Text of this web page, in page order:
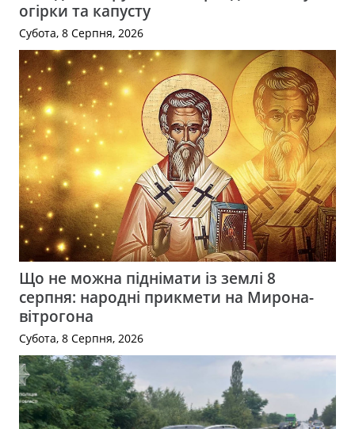
огірки та капусту
Субота, 8 Серпня, 2026
Що не можна піднімати із землі 8
серпня: народні прикмети на Мирона-
вітрогона
Субота, 8 Серпня, 2026